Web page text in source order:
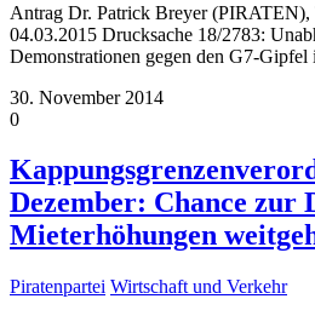
Antrag Dr. Patrick Breyer
04.03.2015 Drucksache 18/2783:
Demonstrationen gegen den G7-
30. November 2014
0
Dezember: Chance zur
Mieterhöhungen
Piratenpartei Wirtschaft und Verkehr